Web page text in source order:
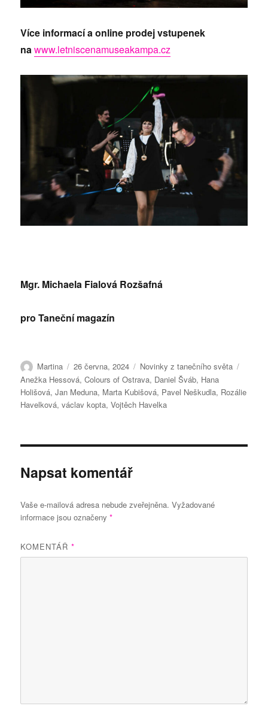
Více informací a online prodej vstupenek
nawww.letniscenamuseakampa.cz
Mgr. Michaela Fialová Rozšafná
pro Taneční magazín
Autor:
Martina Publikováno:
26 června, 2024 Rubriky:
Novinky z tanečního světa
Anežka Hessová,Colours of Ostrava, Daniel Šváb, Hana
Holišová,Jan Meduna, Marta Kubišová, Pavel Neškudla, Rozálie
Havelková,václav kopta,Vojtěch Havelka
Napsat komentář
Vaše e-mailová adresa nebude zveřejněna. Vyžadované
informace jsou označeny*
KOMENTÁŘ*